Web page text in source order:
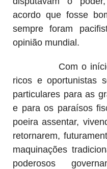
acordo que fosse
sempre foram
opinião mundial.
Com o início da
ricos e oportunistas
particulares para as
e para os paraísos
poeira assentar,
retornarem,
maquinações
poderosos